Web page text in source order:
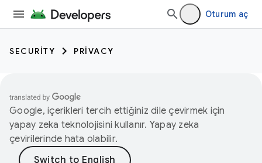
Oturum aç
SECURITY PRIVACY
Google, içerikleri tercih ettiğiniz dile çevirmek için
yapay zeka teknolojisini kullanır. Yapay zeka
çevirilerinde hata olabilir.